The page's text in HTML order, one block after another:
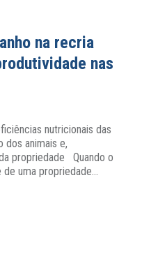
na recria
nas
nutricionais das
dos animais e,
propriedade Quando o
uma propriedade…